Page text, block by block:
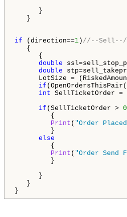
}
}
if (direction==1 ) //--
{
{
double
double
LotSize =
if (OpenOrdersThisPair(
int SellTicketOrder =
if (SellTicketOrder > 0
{
Print ( "Order
}
else
{
Print ( "Order
}
}
}